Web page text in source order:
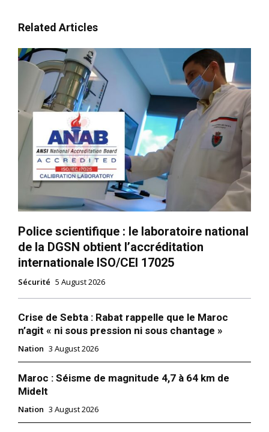
Related Articles
Police scientifique : le laboratoire national
de la DGSN obtient l’accréditation
internationale ISO/CEI 17025
Sécurité 5 August 2026
Crise de Sebta : Rabat rappelle que le Maroc
n’agit « ni sous pression ni sous chantage »
Nation 3 August 2026
Maroc : Séisme de magnitude 4,7 à 64 km de
Midelt
Nation 3 August 2026